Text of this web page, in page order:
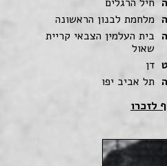
מלחמת לבנון הראשונה
בית העלמין הצבאי קריית
שאול
דן
תל אביב יפו
לזכרו